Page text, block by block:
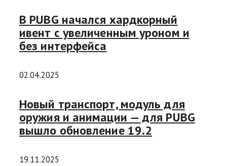
В PUBG начался хардкорный
ивент с увеличенным уроном и
без интерфейса
02.04.2025
Новый транспорт, модуль для
оружия и анимации — для PUBG
вышло обновление 19.2
19.11.2025